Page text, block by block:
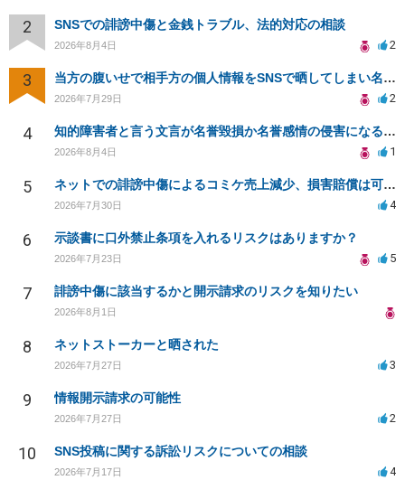
2 SNSでの誹謗中傷と金銭トラブル、法的対応の相談
2026年8月4日 2
3 当方の腹いせで相手方の個人情報をSNSで晒してしまい名誉毀損させてしまったかもしれない
2026年7月29日 2
4 知的障害者と言う文言が名誉毀損か名誉感情の侵害になるか教えてほしい。
2026年8月4日 1
5 ネットでの誹謗中傷によるコミケ売上減少、損害賠償は可能か？
2026年7月30日 4
6 示談書に口外禁止条項を入れるリスクはありますか？
2026年7月23日 5
7 誹謗中傷に該当するかと開示請求のリスクを知りたい
2026年8月1日
8 ネットストーカーと晒された
2026年7月27日 3
9 情報開示請求の可能性
2026年7月27日 2
10 SNS投稿に関する訴訟リスクについての相談
2026年7月17日 4